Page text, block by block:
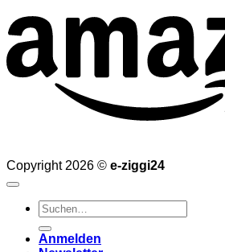
Copyright 2026 © e-ziggi24
Suchen
nach:
Anmelden